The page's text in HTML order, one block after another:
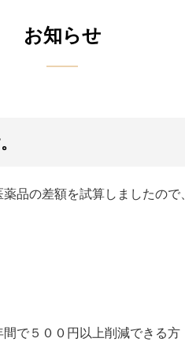
お知らせ
品の差額を試算しましたので、
で５００円以上削減できる方